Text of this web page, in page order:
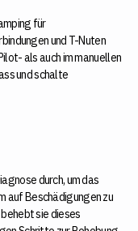
für
und T-Nuten
als auch im manuellen
und schalte
durch, um das
auf Beschädigungen zu
sie dieses